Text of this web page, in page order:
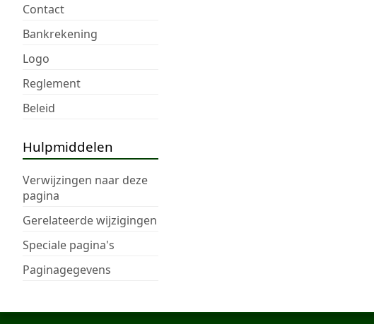
Contact
Bankrekening
Logo
Reglement
Beleid
Hulpmiddelen
Verwijzingen naar deze
pagina
Gerelateerde wijzigingen
Speciale pagina's
Paginagegevens